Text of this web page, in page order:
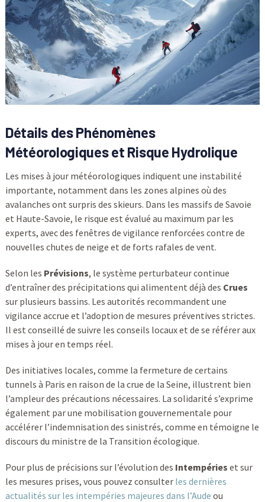
Détails des Phénomènes
Météorologiques et Risque Hydrolique
Les mises à jour météorologiques indiquent une instabilité
importante, notamment dans les zones alpines où des
avalanches ont surpris des skieurs. Dans les massifs de Savoie
et Haute-Savoie, le risque est évalué au maximum par les
experts, avec des fenêtres de vigilance renforcées contre de
nouvelles chutes de neige et de forts rafales de vent.
Selon les Prévisions, le système perturbateur continue
d’entraîner des précipitations qui alimentent déjà des Crues
sur plusieurs bassins. Les autorités recommandent une
vigilance accrue et l’adoption de mesures préventives strictes.
Il est conseillé de suivre les conseils locaux et de se référer aux
mises à jour en temps réel.
Des initiatives locales, comme la fermeture de certains
tunnels à Paris en raison de la crue de la Seine, illustrent bien
l’ampleur des précautions nécessaires. La solidarité s’exprime
également par une mobilisation gouvernementale pour
accélérer l’indemnisation des sinistrés, comme en témoigne le
discours du ministre de la Transition écologique.
Pour plus de précisions sur l’évolution des Intempéries et sur
les mesures prises, vous pouvez consulter les dernières
actualités sur les intempéries majeures dans l’Aude ou